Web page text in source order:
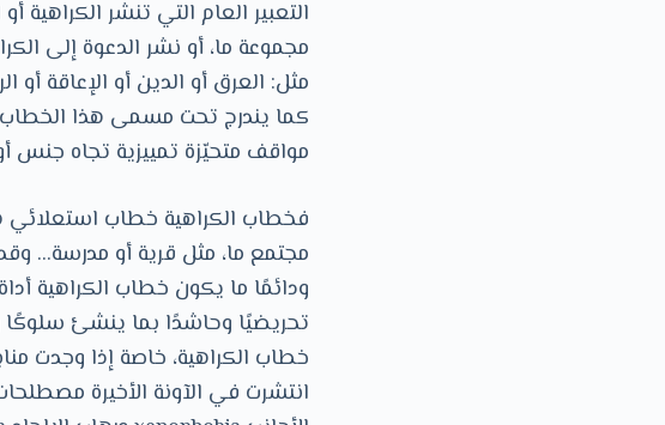
التعبير العام التي تنشر الكراهية
مجموعة ما، أو نشر الدعوة إلى
مثل: العرق أو الدين أو الإعاقة
كما يندرج تحت مسمى هذا
مواقف متحيّزة تمييزية تجاه جنس
فخطاب الكراهية خطاب
مجتمع ما، مثل قرية أو مدرسة…
ودائمًا ما يكون خطاب الكراهية
تحريضيًا وحاشدًا بما ينشئ
خطاب الكراهية، خاصة إذا وجدت